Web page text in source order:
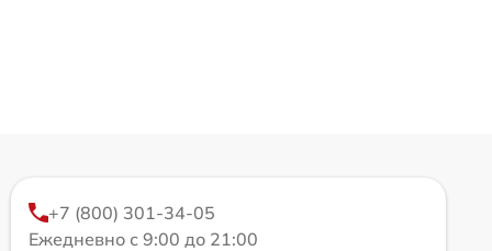
+7 (800) 301-34-05
Ежедневно с 9:00 до 21:00